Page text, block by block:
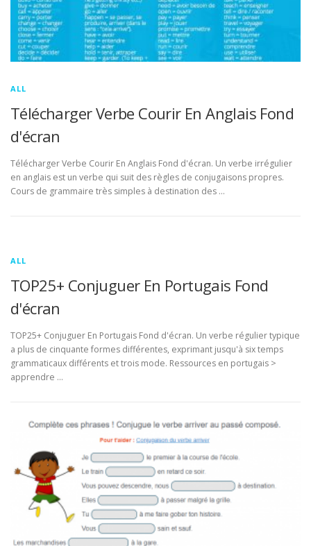
ALL
Télécharger Verbe Courir En Anglais Fond
d'écran
Télécharger Verbe Courir En Anglais Fond d'écran. Un verbe irrégulier
en anglais est un verbe qui suit des règles de conjugaisons propres.
Cours de grammaire très simples à destination des …
ALL
TOP25+ Conjuguer En Portugais Fond
d'écran
TOP25+ Conjuguer En Portugais Fond d'écran. Un verbe régulier typique
a plus de cinquante formes différentes, exprimant jusqu'à six temps
grammaticaux différents et trois mode. Ressources en portugais >
apprendre …